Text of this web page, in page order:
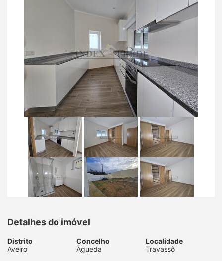
Detalhes do imóvel
Distrito
Aveiro
Concelho
Águeda
Localidade
Travassô